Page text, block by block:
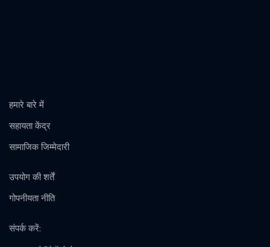
हमारे बारे में
सहायता केंद्र
सामाजिक जिम्मेदारी
उपयोग की शर्तें
गोपनीयता नीति
संपर्क करें: